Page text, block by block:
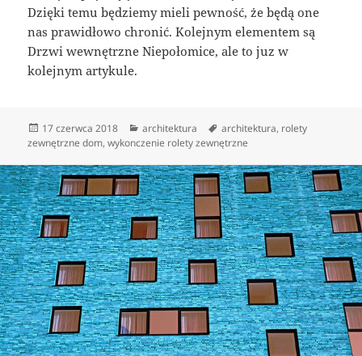
Dzięki temu będziemy mieli pewność, że będą one
nas prawidłowo chronić. Kolejnym elementem są
Drzwi wewnętrzne Niepołomice, ale to juz w
kolejnym artykule.
Data
publikacji
17 czerwca 2018 Kategorie
architektura Tagi
architektura, rolety
zewnętrzne dom,wykonczenie rolety zewnętrzne